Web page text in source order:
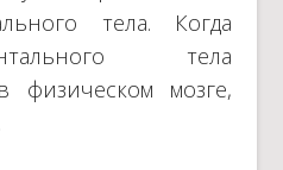
тела. Когда
тела
физическом мозге,